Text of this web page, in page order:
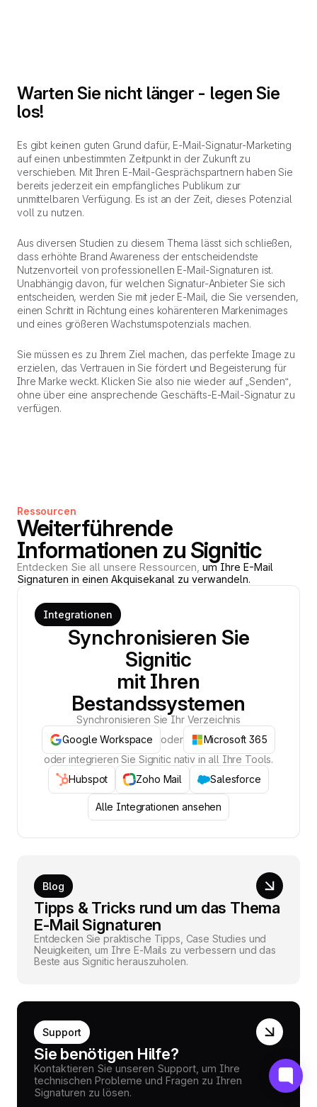
Warten Sie nicht länger - legen Sie
los!
Es gibt keinen guten Grund dafür, E-Mail-Signatur-Marketing
auf einen unbestimmten Zeitpunkt in der Zukunft zu
verschieben. Mit Ihren E-Mail-Gesprächspartnern haben Sie
bereits jederzeit ein empfängliches Publikum zur
unmittelbaren Verfügung. Es ist an der Zeit, dieses Potenzial
voll zu nutzen.
Aus diversen Studien zu diesem Thema lässt sich schließen,
dass erhöhte Brand Awareness der entscheidendste
Nutzenvorteil von professionellen E-Mail-Signaturen ist.
Unabhängig davon, für welchen Signatur-Anbieter Sie sich
entscheiden, werden Sie mit jeder E-Mail, die Sie versenden,
einen Schritt in Richtung eines kohärenteren Markenimages
und eines größeren Wachstumspotenzials machen.
Sie müssen es zu Ihrem Ziel machen, das perfekte Image zu
erzielen, das Vertrauen in Sie fördert und Begeisterung für
Ihre Marke weckt. Klicken Sie also nie wieder auf „Senden“,
ohne über eine ansprechende Geschäfts-E-Mail-Signatur zu
verfügen.
Ressourcen
Weiterführende
Informationen zu Signitic
Entdecken Sie all unsere Ressourcen, um Ihre E-Mail
Signaturen in einen Akquisekanal zu verwandeln.
Integrationen
Synchronisieren Sie
Signitic
mit Ihren
Bestandssystemen
Synchronisieren Sie Ihr Verzeichnis
Google Workspace
oder
Microsoft 365
oder integrieren Sie Signitic nativ in all Ihre Tools.
Hubspot
Zoho Mail Salesforce
Alle Integrationen ansehen
Blog
Tipps & Tricks rund um das Thema
E-Mail Signaturen
Entdecken Sie praktische Tipps, Case Studies und
Neuigkeiten, um Ihre E-Mails zu verbessern und das
Beste aus Signitic herauszuholen.
Support
Sie benötigen Hilfe?
Kontaktieren Sie unseren Support, um Ihre
technischen Probleme und Fragen zu Ihren
Signaturen zu lösen.